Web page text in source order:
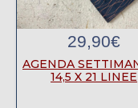
29,90€
AGENDA
14,5 X 21 LINEE